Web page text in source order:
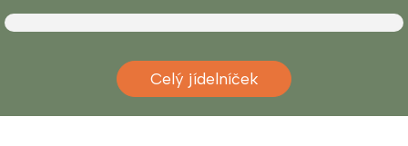
Celý jídelníček